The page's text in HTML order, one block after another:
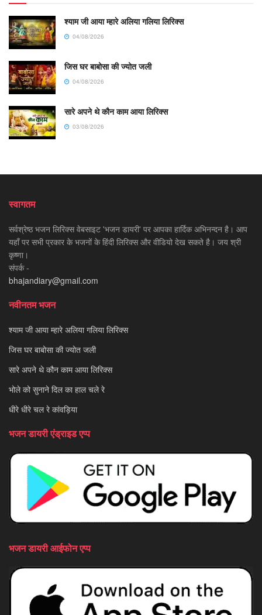
श्याम जी आया म्हारे अलिया गलिया लिरिक्स
04/08/2026
जिस घर बाबोसा की ज्योत जली
04/08/2026
सारे अपने थे कौन काम आया लिरिक्स
03/08/2026
स्वागतम
सर्वश्रेष्ठ भजन लिरिक्स वेबसाइट 'भजन डायरी' पर आपका हार्दिक अभिनन्दन है। आप
यहाँ पर सभी प्रकार के भजनों के हिंदी लिरिक्स और वीडियो देख सकते है। जय श्री
कृष्णा।
संपर्क -
bhajandiary@gmail.com
नवीनतम भजन
श्याम जी आया म्हारे अलिया गलिया लिरिक्स
जिस घर बाबोसा की ज्योत जली
सारे अपने थे कौन काम आया लिरिक्स
भोले को सुनाने दिल का हाल चले रे
धीरे धीरे चल रे कांवड़िया
भजन डायरी एंड्राइड एप्प
भजन डायरी आईफोन एप्प